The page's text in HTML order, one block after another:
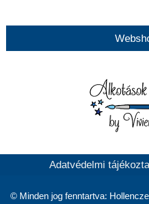
Adatvédelmi
© Minden jog fenntartva: